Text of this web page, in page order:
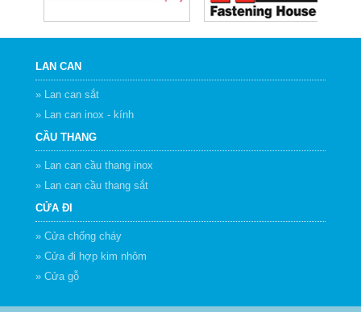
LAN CAN
» Lan can sắt
» Lan can inox - kính
CẦU THANG
» Lan can cầu thang inox
» Lan can cầu thang sắt
CỬA ĐI
» Cửa chống cháy
» Cửa đi hợp kim nhôm
» Cửa gỗ